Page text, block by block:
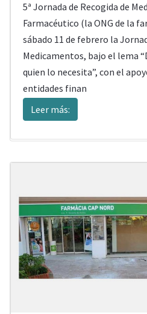
5ª Jornada de Recogida de
Farmacéutico (la ONG de la
sábado 11 de febrero la
Medicamentos, bajo el lema
quien lo necesita”, con el
entidades finan
Leer más: